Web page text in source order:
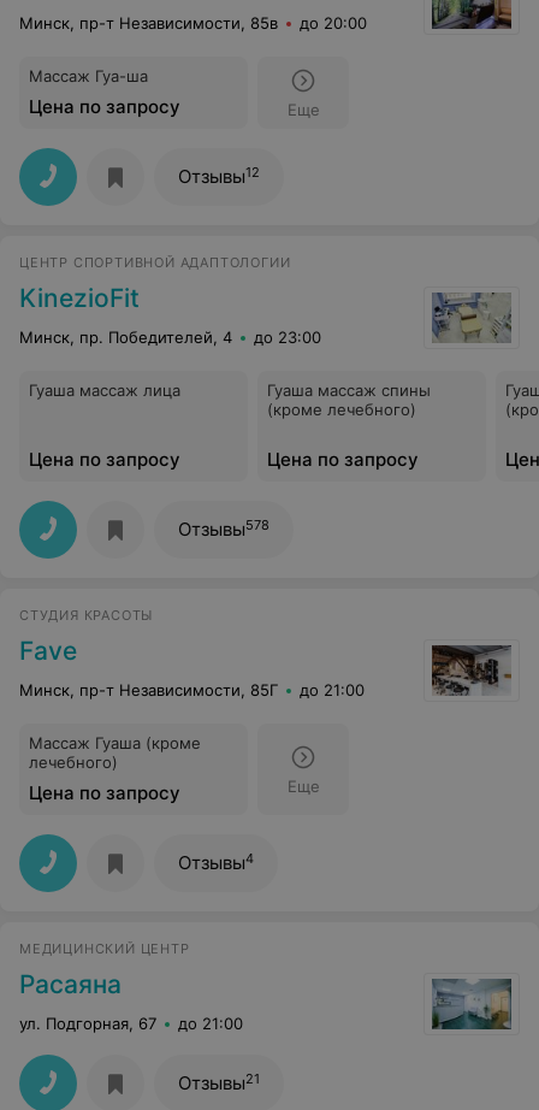
Минск, пр-т Независимости, 85в до 20:00
Массаж Гуа-ша
Цена по запросу Еще
Отзывы12
ЦЕНТР СПОРТИВНОЙ АДАПТОЛОГИИ
KinezioFit
Минск, пр. Победителей, 4 до 23:00
Гуаша массаж лица
Цена по запросу
Гуаша массаж спины
(кроме лечебного)
Цена по запросу
Отзывы578
СТУДИЯ КРАСОТЫ
Fave
Минск, пр-т Независимости, 85Г до 21:00
Массаж Гуаша (кроме
лечебного)
Цена по запросу Еще
Отзывы4
МЕДИЦИНСКИЙ ЦЕНТР
Расаяна
ул. Подгорная, 67 до 21:00
Отзывы21